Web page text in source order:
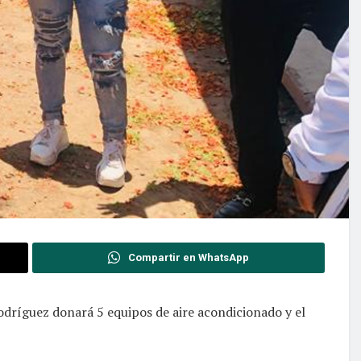
Compartir en WhatsApp
donará 5 equipos de aire acondicionado y el